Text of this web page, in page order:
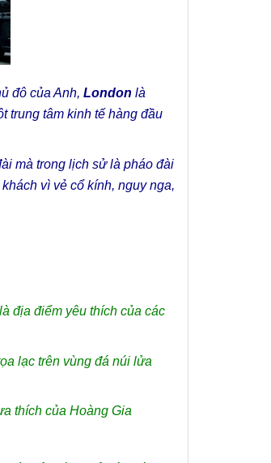
đô của Anh, London là
trung tâm kinh tế hàng đầu
mà trong lịch sử là pháo đài
vì vẻ cổ kính, nguy nga,
địa điểm yêu thích của các
lạc trên vùng đá núi lửa
thích của Hoàng Gia